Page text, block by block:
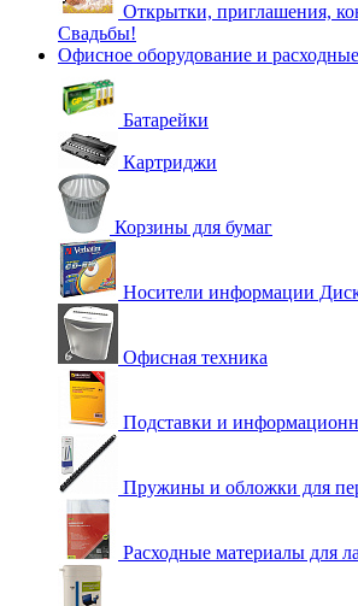
Открытки, приглашения,
Свадьбы!
Офисное оборудование и
Батарейки
Картриджи
Корзины для бумаг
Носители информации
Офисная техника
Подставки и
Пружины и обложки для
Расходные материалы для